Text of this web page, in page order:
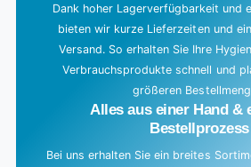
Dank hoher Lagerverfügbarkeit und
bieten wir kurze Lieferzeiten und
Versand. So erhalten Sie Ihre
Verbrauchsprodukte schnell und
größeren
Alles aus einer Hand &
Bestellprozess
Bei uns erhalten Sie ein breites